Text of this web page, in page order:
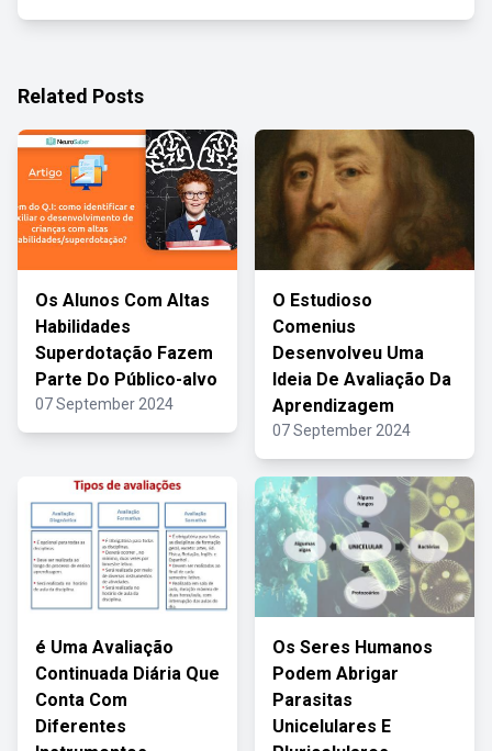
Related Posts
Os Alunos Com Altas
Habilidades
Superdotação Fazem
Parte Do Público-alvo
07 September 2024
O Estudioso
Comenius
Desenvolveu Uma
Ideia De Avaliação Da
Aprendizagem
07 September 2024
é Uma Avaliação
Continuada Diária Que
Conta Com
Diferentes
Os Seres Humanos
Podem Abrigar
Parasitas
Unicelulares E